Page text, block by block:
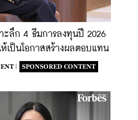
าะลึก 4 ธีมการลงทุนปี 2026
เป็นโอกาสสร้างผลตอบแทน
|
SPONSORED CONTENT